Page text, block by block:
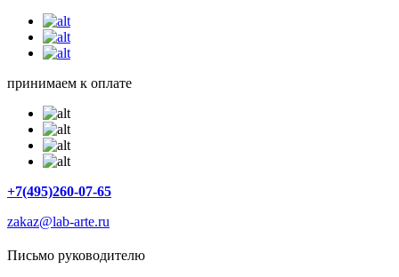
принимаем к оплате
+7(495)260-07-65
zakaz@lab-arte.ru
Письмо руководителю